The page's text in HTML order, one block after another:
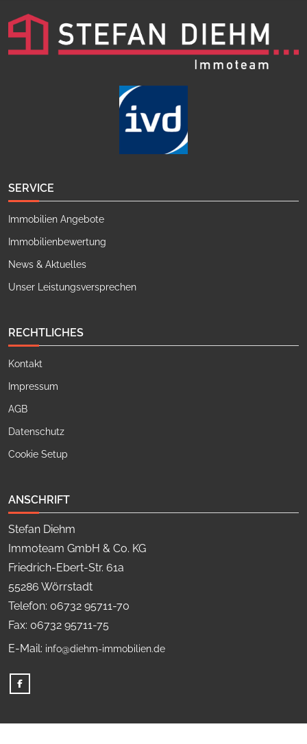
SERVICE
Immobilien Angebote
Immobilienbewertung
News & Aktuelles
Unser Leistungsversprechen
RECHTLICHES
Kontakt
Impressum
AGB
Datenschutz
Cookie Setup
ANSCHRIFT
Stefan Diehm
Immoteam GmbH & Co. KG
Friedrich-Ebert-Str. 61a
55286 Wörrstadt
Telefon: 06732 95711-70
Fax: 06732 95711-75
E-Mail: info@diehm-immobilien.de